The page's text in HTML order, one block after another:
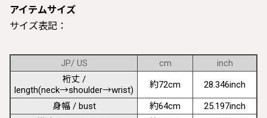
アイテムサイズ
サイズ表記：
JP/ US cm
inch
裄丈 /
length(neck→shoulder→wrist)
約72cm
28.346inch
身幅 / bust
約64cm
25.197inch